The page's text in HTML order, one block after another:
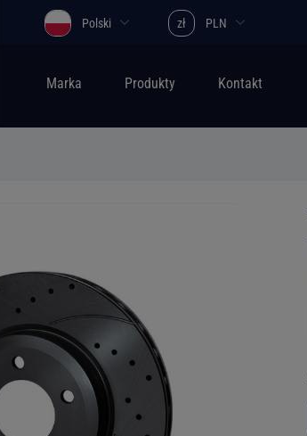
Polski zł PLN
Marka Produkty Kontakt